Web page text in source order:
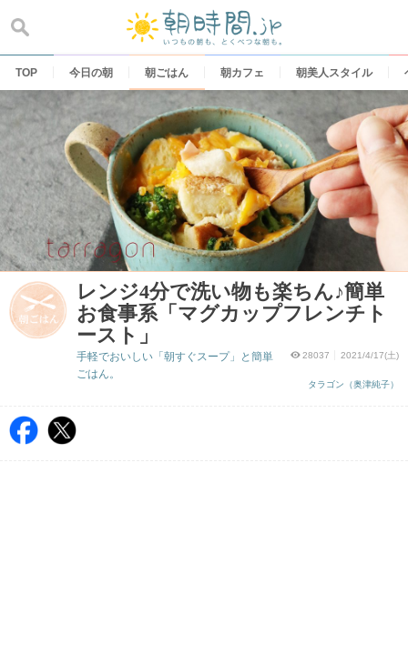
content
TOP 今日の朝 朝ごはん 朝カフェ 朝美人スタイル
レンジ4分で洗い物も楽ちん♪簡単
お食事系「マグカップフレンチト
ースト」
28037 2021/4/17(土)
タラゴン（奥津純子）
手軽でおいしい「朝すぐスープ」と簡単
ごはん。